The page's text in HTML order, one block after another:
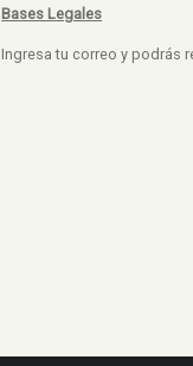
Bases Legales
Ingresa tu correo y podrás